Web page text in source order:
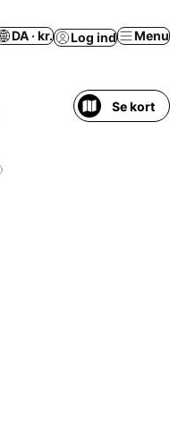
DA · kr. Log ind Menu
Se kort